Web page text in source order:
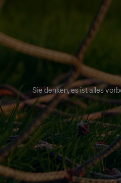
Sie denken, es ist alles